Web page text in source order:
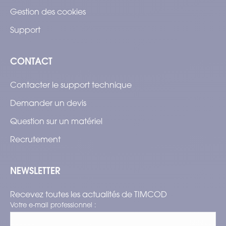
Gestion des cookies
Support
CONTACT
Contacter le support technique
Demander un devis
Question sur un matériel
Recrutement
NEWSLETTER
Recevez toutes les actualités de TIMCOD
Votre e-mail professionnel :